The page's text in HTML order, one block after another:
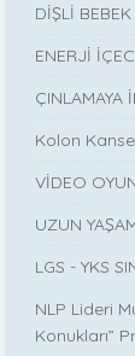
DİŞLİ BEBEK
ENERJİ
ÇINLAMAYA
Kolon
VİDEO
UZUN
LGS - YKS
NLP Lideri
Konukları”